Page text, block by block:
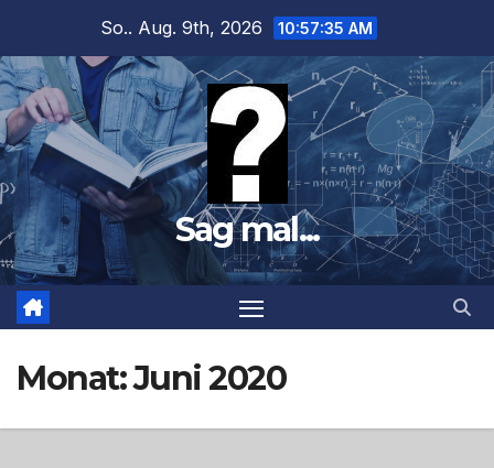
springen
So.. Aug. 9th, 2026 10:57:37 AM
Sag mal...
Monat:Juni 2020